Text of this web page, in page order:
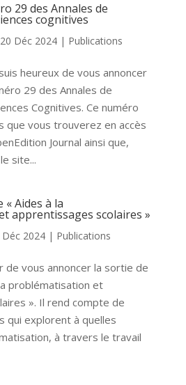
29 des Annales de
cognitives
20 Déc 2024| Publications
heureux de vous annoncer
29 des Annales de
Cognitives. Ce numéro
que vous trouverez en accès
Journal ainsi que,
site...
« Aides à la
apprentissages scolaires »
Déc 2024| Publications
de vous annoncer la sortie de
problématisation et
». Il rend compte de
qui explorent à quelles
à travers le travail